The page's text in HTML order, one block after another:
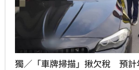
獨／「車牌掃描」揪欠稅 預計